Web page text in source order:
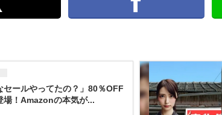
セールやってたの？」80％OFF
場！Amazonの本気が...